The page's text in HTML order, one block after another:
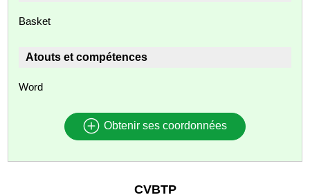
Basket
Atouts et compétences
Word
Obtenir ses coordonnées
CVBTP